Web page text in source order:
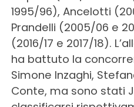
1995/96), Ancelotti
Prandelli (2005/06 e
(2016/17 e 2017/18).
ha battuto la
Simone Inzaghi,
Conte, ma sono stati